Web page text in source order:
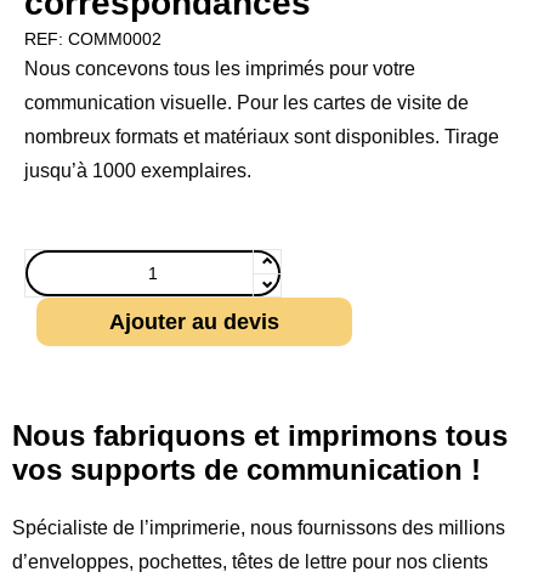
REF: COMM0002
Nous concevons tous les imprimés pour votre
communication visuelle. Pour les cartes de visite de
nombreux formats et matériaux sont disponibles. Tirage
jusqu’à 1000 exemplaires.
Ajouter au devis
Nous fabriquons et imprimons tous
vos supports de communication !
Spécialiste de l’imprimerie, nous fournissons des millions
d’enveloppes, pochettes, têtes de lettre pour nos clients